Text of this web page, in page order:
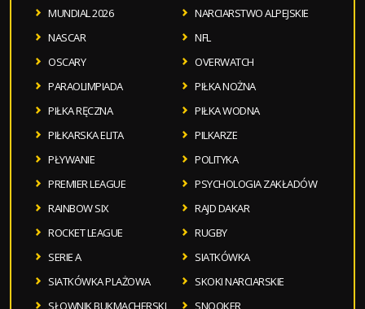
MUNDIAL 2026
NARCIARSTWO ALPEJSKIE
NASCAR
NFL
OSCARY
OVERWATCH
PARAOLIMPIADA
PIŁKA NOŻNA
PIŁKA RĘCZNA
PIŁKA WODNA
PIŁKARSKA ELITA
PILKARZE
PŁYWANIE
POLITYKA
PREMIER LEAGUE
PSYCHOLOGIA ZAKŁADÓW
RAINBOW SIX
RAJD DAKAR
ROCKET LEAGUE
RUGBY
SERIE A
SIATKÓWKA
SIATKÓWKA PLAŻOWA
SKOKI NARCIARSKIE
SŁOWNIK BUKMACHERSKI
SNOOKER